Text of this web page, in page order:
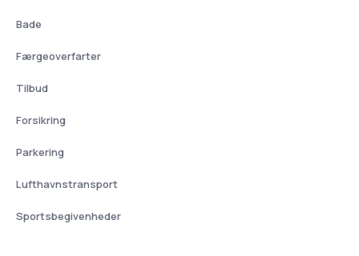
Bade
Færgeoverfarter
Tilbud
Forsikring
Parkering
Lufthavnstransport
Sportsbegivenheder